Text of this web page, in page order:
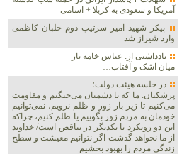
آمریکا و سعودی به کربلا + اسامی
پیکر شهید امیر سرتیپ دوم خلبان کاظمی
وارد شیراز شد
یادداشتی از: عباس خامه یار
میان اشک و آفتاب…
در جلسه هیئت دولت؛
پزشکیان: ما که با دشمنان می‌جنگیم و مقاومت
می‌کنیم تا زیر بار زور و ظلم نرویم، نمی‌توانیم
خودمان به مردم زور بگوییم یا ظلم کنیم، چراکه
این دو رویکرد با یکدیگر در تناقض است/ خداوند
از ما نخواهد گذشت اگر نتوانیم معیشت و سطح
زندگی مردم را بهبود بخشیم